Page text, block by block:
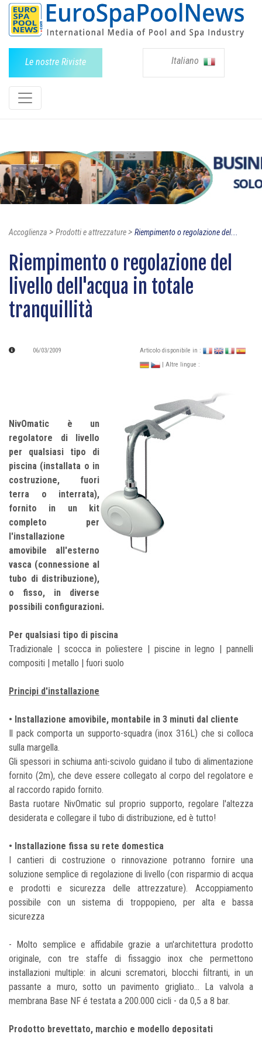
Le nostre Riviste Italiano
Accoglienza > Prodotti e attrezzature> Riempimento o regolazione del...
Riempimento o regolazione del
livello dell'acqua in totale
tranquillità
06/03/2009
Articolo disponibile in :
| Altre lingue :
NivOmatic è un
regolatore di livello
per qualsiasi tipo di
piscina (installata o in
costruzione, fuori
terra o interrata),
fornito in un kit
completo per
l'installazione
amovibile all'esterno
vasca (connessione al
tubo di distribuzione),
o fisso, in diverse
possibili configurazioni.
Per qualsiasi tipo di piscina
Tradizionale | scocca in poliestere | piscine in legno | pannelli
compositi | metallo | fuori suolo
Principi d'installazione
• Installazione amovibile, montabile in 3 minuti dal cliente
Il pack comporta un supporto-squadra (inox 316L) che si colloca
sulla margella.
Gli spessori in schiuma anti-scivolo guidano il tubo di alimentazione
fornito (2m), che deve essere collegato al corpo del regolatore e
al raccordo rapido fornito.
Basta ruotare NivOmatic sul proprio supporto, regolare l'altezza
desiderata e collegare il tubo di distribuzione, ed è tutto!
• Installazione fissa su rete domestica
I cantieri di costruzione o rinnovazione potranno fornire una
soluzione semplice di regolazione di livello (con risparmio di acqua
e prodotti e sicurezza delle attrezzature). Accoppiamento
possibile con un sistema di troppopieno, per alta e bassa
sicurezza
- Molto semplice e affidabile grazie a un'architettura prodotto
originale, con tre staffe di fissaggio inox che permettono
installazioni multiple: in alcuni scrematori, blocchi filtranti, in un
passante a muro, sotto un pavimento grigliato… La valvola a
membrana Base NF é testata a 200.000 cicli - da 0,5 a 8 bar.
Prodotto brevettato, marchio e modello depositati